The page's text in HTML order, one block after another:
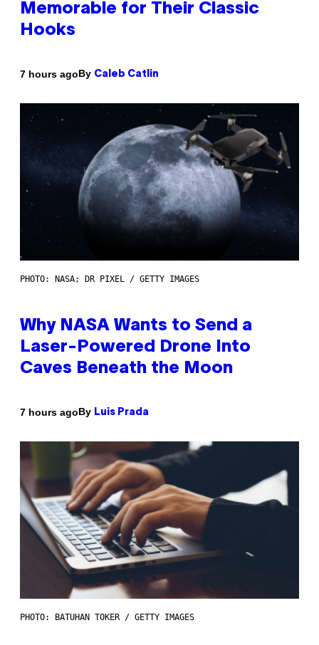
Memorable for Their Classic
Hooks
7 hours agoBy Caleb Catlin
PHOTO: NASA; DR PIXEL / GETTY IMAGES
Why NASA Wants to Send a
Laser-Powered Drone Into
Caves Beneath the Moon
7 hours agoBy Luis Prada
PHOTO: BATUHAN TOKER / GETTY IMAGES